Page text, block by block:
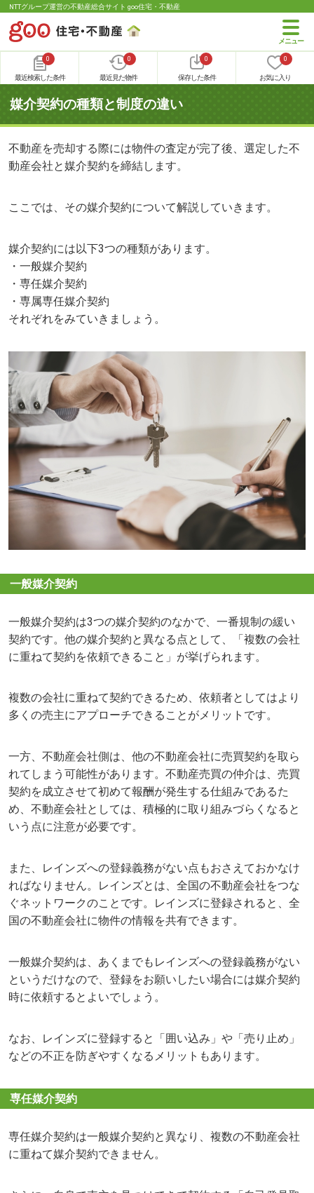
NTTグループ運営の不動産総合サイト goo住宅・不動産
0
最近検索した条件
0
最近見た物件
0
保存した条件
0
お気に入り
媒介契約の種類と制度の違い
不動産を売却する際には物件の査定が完了後、選定した不
動産会社と媒介契約を締結します。
ここでは、その媒介契約について解説していきます。
媒介契約には以下3つの種類があります。
・一般媒介契約
・専任媒介契約
・専属専任媒介契約
それぞれをみていきましょう。
一般媒介契約
一般媒介契約は3つの媒介契約のなかで、一番規制の緩い
契約です。他の媒介契約と異なる点として、「複数の会社
に重ねて契約を依頼できること」が挙げられます。
複数の会社に重ねて契約できるため、依頼者としてはより
多くの売主にアプローチできることがメリットです。
一方、不動産会社側は、他の不動産会社に売買契約を取ら
れてしまう可能性があります。不動産売買の仲介は、売買
契約を成立させて初めて報酬が発生する仕組みであるた
め、不動産会社としては、積極的に取り組みづらくなると
いう点に注意が必要です。
また、レインズへの登録義務がない点もおさえておかなけ
ればなりません。レインズとは、全国の不動産会社をつな
ぐネットワークのことです。レインズに登録されると、全
国の不動産会社に物件の情報を共有できます。
一般媒介契約は、あくまでもレインズへの登録義務がない
というだけなので、登録をお願いしたい場合には媒介契約
時に依頼するとよいでしょう。
なお、レインズに登録すると「囲い込み」や「売り止め」
などの不正を防ぎやすくなるメリットもあります。
専任媒介契約
専任媒介契約は一般媒介契約と異なり、複数の不動産会社
に重ねて媒介契約できません。